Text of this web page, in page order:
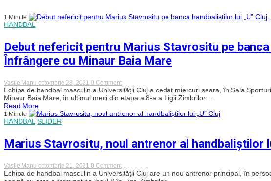
1 Minute
HANDBAL
Debut nefericit pentru Marius Stavrositu pe banca
Înfrângere cu Minaur Baia Mare
Vasile Manu octombrie 28, 2021 0 Commenton
Debut
nefericit
pentru
Stavrositu
lui
„U”
Înfrângere
cu
Minaur
Echipa de handbal masculin a Universității Cluj a cedat miercuri seara, în Sala
Minaur Baia Mare, în ultimul meci din etapa a 8-a a Ligii Zimbrilor....
Read More
1 Minute
HANDBAL SLIDER
Marius Stavrositu, noul antrenor al handbaliștilor
Vasile Manu octombrie 21, 2021 0 Commenton
Marius
Stavrositu,
Echipa de handbal masculin a Universității Cluj are un nou antrenor principal, în